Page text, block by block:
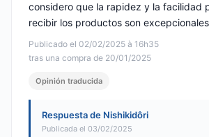
Publicado el 02/02/2025 à 16h35
tras una compra de 20/01/2025
considero que la rapidez y la facilidad
recibir los productos son
Opinión traducida
Respuesta de Nishikidôri
Publicada el 03/02/2025